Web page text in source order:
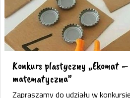
Konkurs plastyczny „Ekomat –
matematyczna”
Zapraszamy do udziału w